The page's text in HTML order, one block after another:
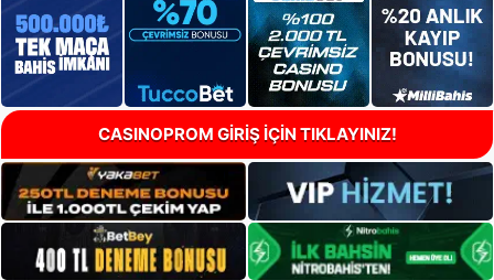
CASINOPROM GİRİŞ İÇİN TIKLAYINIZ!